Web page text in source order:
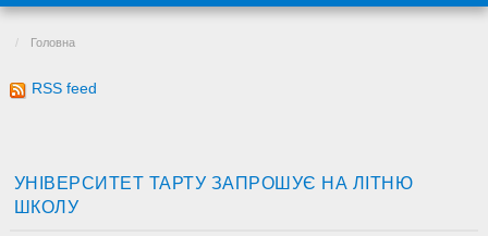
Головна
RSS feed
УНІВЕРСИТЕТ ТАРТУ ЗАПРОШУЄ НА ЛІТНЮ
ШКОЛУ